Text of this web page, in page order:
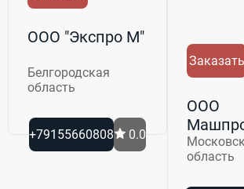
ООО "Экспро М"
Белгородская
область
+79155660808 0.0
Заказать
ООО
область